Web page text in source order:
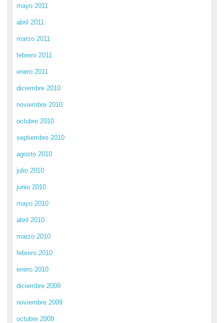
mayo 2011
abril 2011
marzo 2011
febrero 2011
enero 2011
diciembre 2010
noviembre 2010
octubre 2010
septiembre 2010
agosto 2010
julio 2010
junio 2010
mayo 2010
abril 2010
marzo 2010
febrero 2010
enero 2010
diciembre 2009
noviembre 2009
octubre 2009